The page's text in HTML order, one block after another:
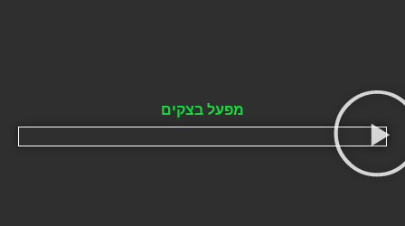
מפעל בצקים